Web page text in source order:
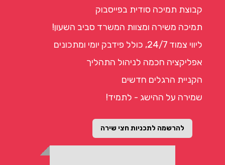
קבוצת תמיכה סודית בפייסבוק
תמיכה משירה ומצוות המשרד סביב השעון!
ליווי צמוד 24/7, כולל פידבק יומי ומתכונים
אפליקציה חכמה לניהול התהליך
הקניית הרגלים חדשים
שמירה על ההישג - לתמיד!
להרשמה לתכניות חצי שירה